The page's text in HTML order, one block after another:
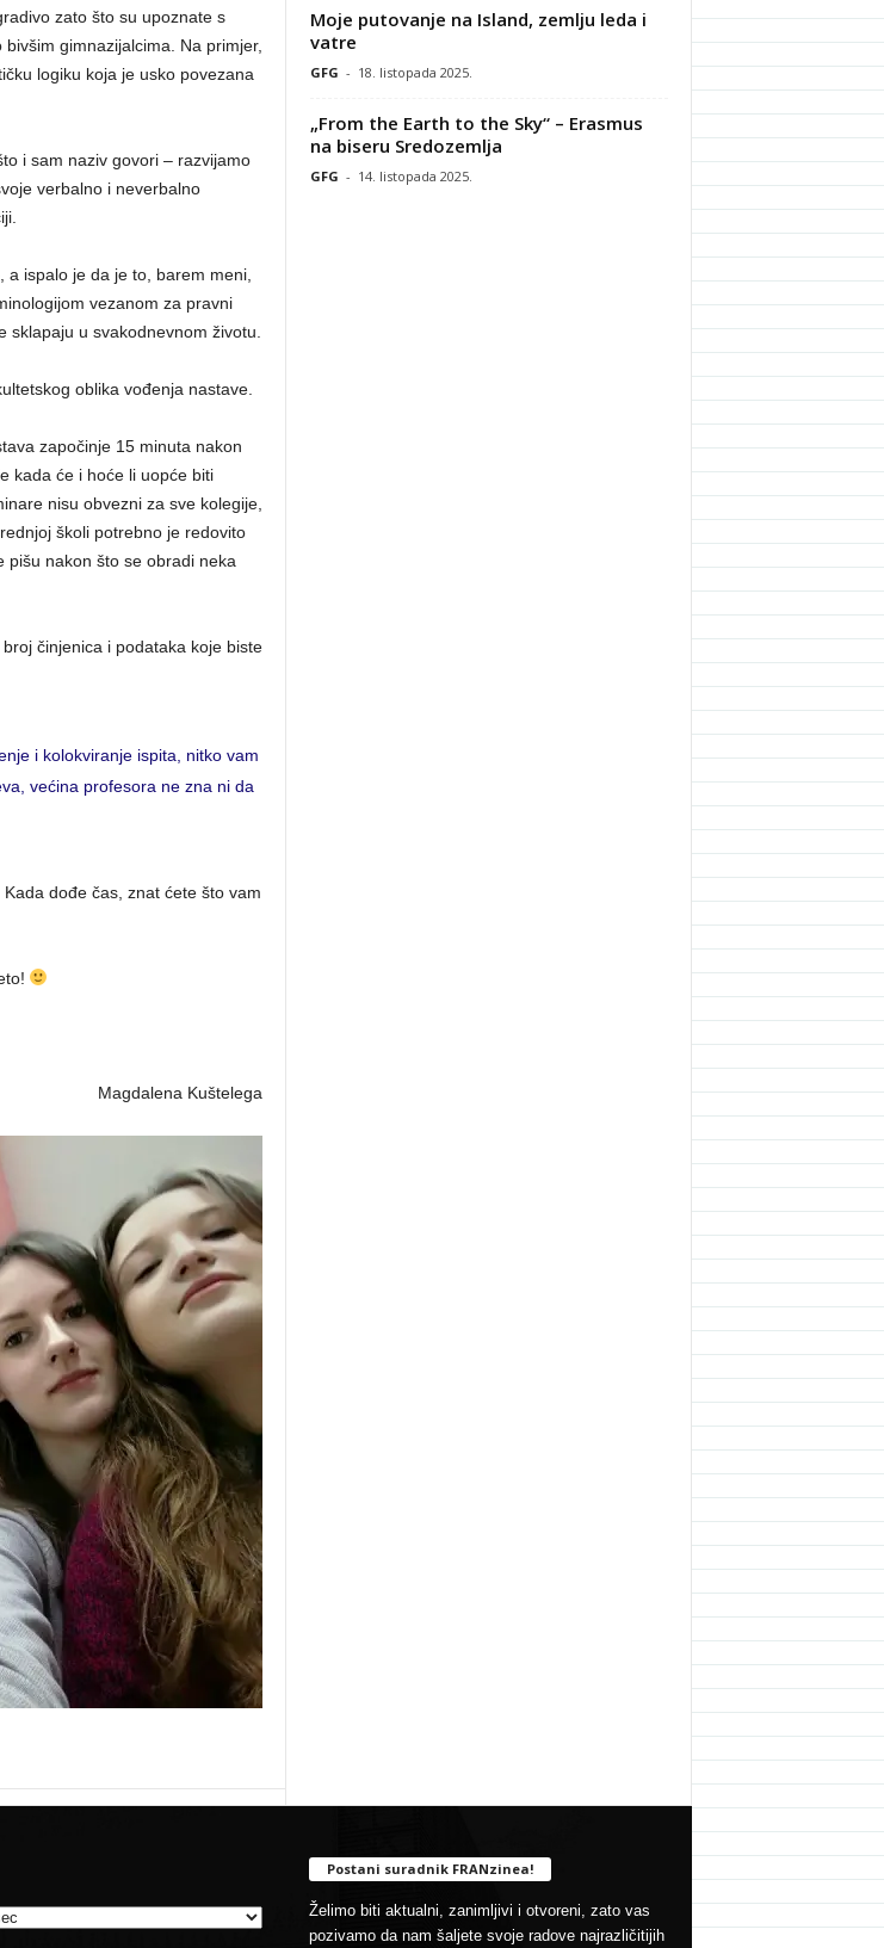
zato što su upoznate s
gimnazijalcima. Na primjer,
logiku koja je usko povezana
i sam naziv govori – razvijamo
verbalno i neverbalno
ispalo je da je to, barem meni,
vezanom za pravni
u svakodnevnom životu.
oblika vođenja nastave.
započinje 15 minuta nakon
kada će i hoće li uopće biti
nisu obvezni za sve kolegije,
školi potrebno je redovito
pišu nakon što se obradi neka
činjenica i podataka koje biste
i kolokviranje ispita, nitko vam
većina profesora ne zna ni da
dođe čas, znat ćete što vam
Magdalena Kuštelega
Moje putovanje na Island, zemlju leda i
vatre
GFG - 18. listopada 2025.
„From the Earth to the Sky“ – Erasmus
na biseru Sredozemlja
GFG - 14. listopada 2025.
Postani suradnik FRANzinea!
Želimo biti aktualni, zanimljivi i otvoreni, zato vas
pozivamo da nam šaljete svoje radove najrazličitijih